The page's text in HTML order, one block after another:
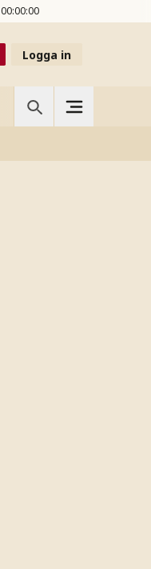
00:00:00
Logga in